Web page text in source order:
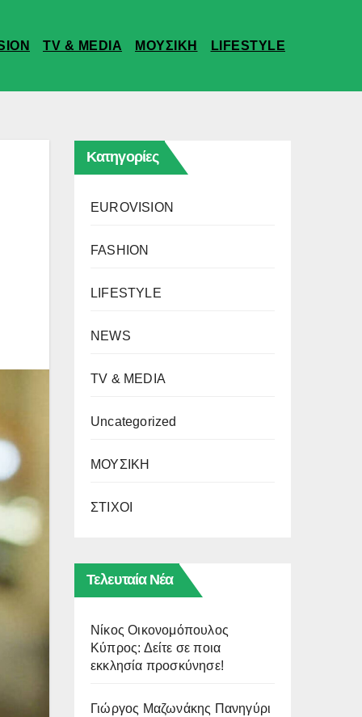
TV & MEDIA ΜΟΥΣΙΚΗ LIFESTYLE
Κατηγορίες
EUROVISION
FASHION
LIFESTYLE
NEWS
TV & MEDIA
Uncategorized
ΜΟΥΣΙΚΗ
ΣΤΙΧΟΙ
Τελευταία Νέα
Νίκος Οικονομόπουλος
Κύπρος: Δείτε σε ποια
εκκλησία προσκύνησε!
Γιώργος Μαζωνάκης Πανηγύρι